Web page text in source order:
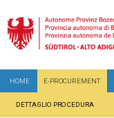
HOME E-PROCUREMENT
DETTAGLIO PROCEDURA